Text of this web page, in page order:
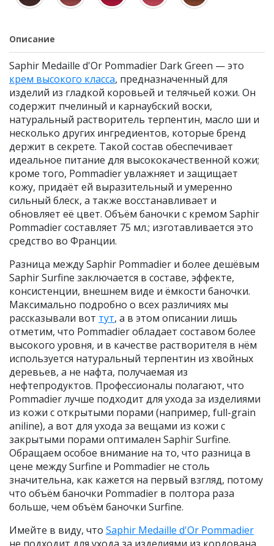
Описание
Saphir Medaille d'Or Pommadier Dark Green — это
крем высокого класса, предназначенный для
изделий из гладкой коровьей и телячьей кожи. Он
содержит пчелиный и карнаубский воски,
натуральный растворитель терпентин, масло ши и
несколько других ингредиентов, которые бренд
держит в секрете. Такой состав обеспечивает
идеальное питание для высококачественной кожи;
кроме того, Pommadier увлажняет и защищает
кожу, придаёт ей выразительный и умеренно
сильный блеск, а также восстанавливает и
обновляет её цвет. Объём баночки с кремом Saphir
Pommadier составляет 75 мл.; изготавливается это
средство во Франции.
Разница между Saphir Pommadier и более дешёвым
Saphir Surfine заключается в составе, эффекте,
консистенции, внешнем виде и ёмкости баночки.
Максимально подробно о всех различиях мы
рассказывали вот тут, а в этом описании лишь
отметим, что Pommadier обладает составом более
высокого уровня, и в качестве растворителя в нём
используется натуральный терпентин из хвойных
деревьев, а не нафта, получаемая из
нефтепродуктов. Профессионалы полагают, что
Pommadier лучше подходит для ухода за изделиями
из кожи с открытыми порами (например, full-grain
aniline), а вот для ухода за вещами из кожи с
закрытыми порами оптимален Saphir Surfine.
Обращаем особое внимание на то, что разница в
цене между Surfine и Pommadier не столь
значительна, как кажется на первый взгляд, потому
что объём баночки Pommadier в полтора раза
больше, чем объём баночки Surfine.
Имейте в виду, что Saphir Medaille d'Or Pommadier